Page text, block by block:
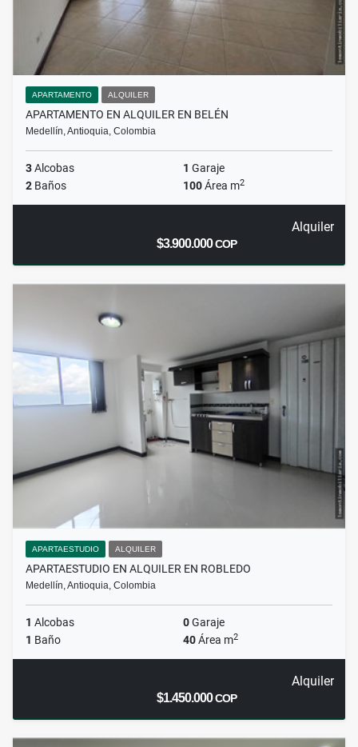
APARTAMENTO ALQUILER
APARTAMENTO EN ALQUILER EN BELÉN
Medellín, Antioquia, Colombia
3Alcobas 1 Garaje
2 Baños 100Área m2
Alquiler
$3.900.000COP
APARTAESTUDIO ALQUILER
APARTAESTUDIO EN ALQUILER EN ROBLEDO
Medellín, Antioquia, Colombia
1 Alcobas 0Garaje
1 Baño 40Área m2
Alquiler
$1.450.000COP